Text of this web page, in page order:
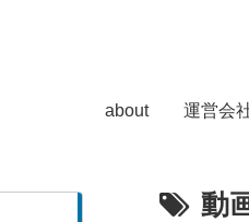
about 運営会
動